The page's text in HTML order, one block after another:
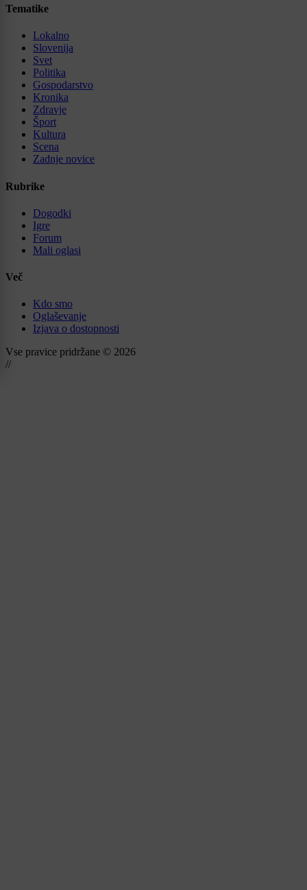
Tematike
Lokalno
Slovenija
Svet
Politika
Gospodarstvo
Kronika
Zdravje
Šport
Kultura
Scena
Zadnje novice
Rubrike
Dogodki
Igre
Forum
Mali oglasi
Več
Kdo smo
Oglaševanje
Izjava o dostopnosti
Vse pravice pridržane © 2026
//